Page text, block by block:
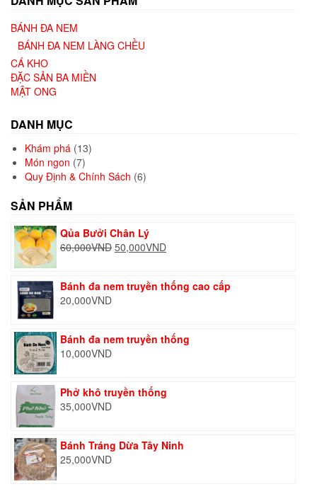
BÁNH ĐA NEM
BÁNH ĐA NEM LÀNG CHỀU
CÁ KHO
ĐẶC SẢN BA MIỀN
MẬT ONG
DANH MỤC
Khám phá (13)
Món ngon (7)
Quy Định & Chính Sách (6)
SẢN PHẨM
Qủa Bưởi Chân Lý
60,000VND Giá
60,000VND.
50,000VNDGiá
là:
Bánh đa nem truyền thống cao cấp
20,000VND
Bánh đa nem truyền thống
10,000VND
Phở khô truyền thống
35,000VND
Bánh Tráng Dừa Tây Ninh
25,000VND